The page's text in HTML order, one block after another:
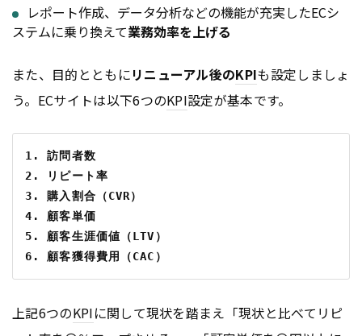
レポート作成、データ分析などの機能が充実したECシ
ステムに乗り換えて業務効率を上げる
また、目的とともにリニューアル後のKPIも設定しましょ
う。ECサイトは以下6つのKPI設定が基本です。
1. 訪問者数
2. リピート率
3. 購入割合（CVR）
4. 顧客単価
5. 顧客生涯価値（LTV）
6. 顧客獲得費用（CAC）
上記6つのKPIに関して現状を踏まえ「現状と比べてリピ